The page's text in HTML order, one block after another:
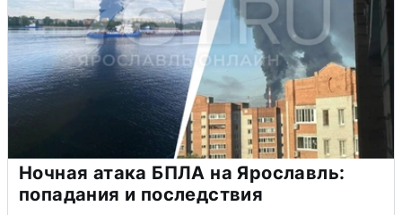
Ночная атака БПЛА на Ярославль:
попадания и последствия